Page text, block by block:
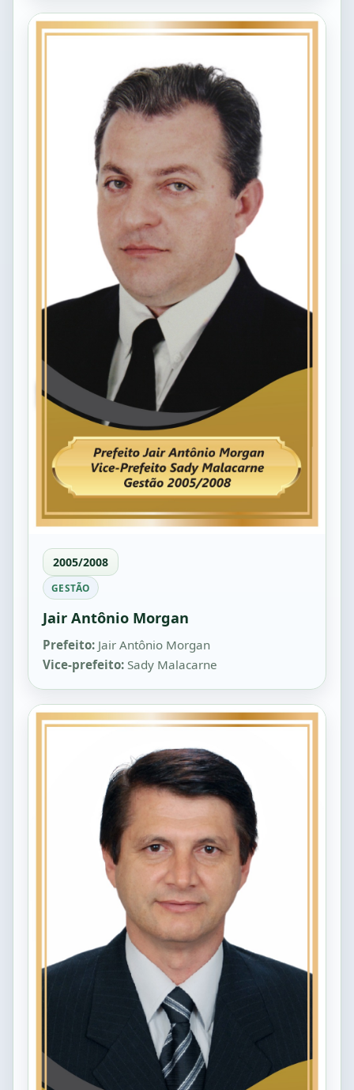
2005/2008
GESTÃO
Jair Antônio Morgan
Prefeito: Jair Antônio Morgan
Vice-prefeito: Sady Malacarne